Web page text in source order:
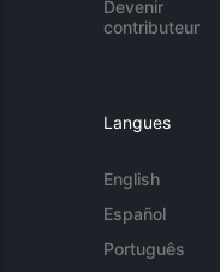
Devenir
contributeur
Langues
English
Español
Português